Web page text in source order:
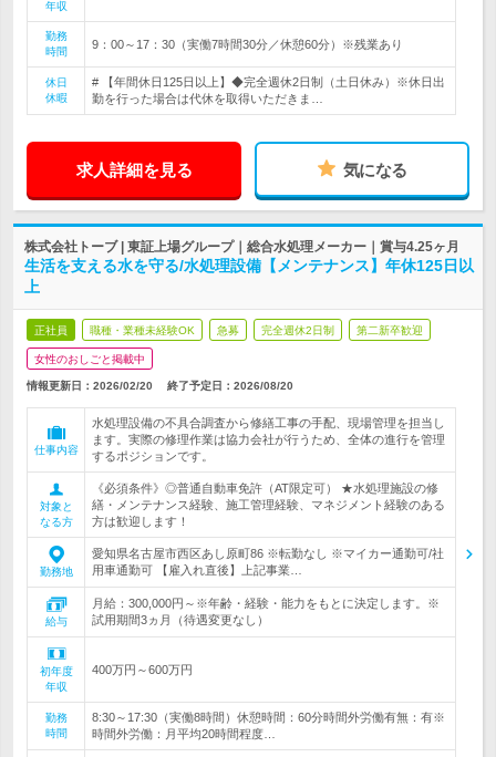
年収
勤務
時間
9：00～17：30（実働7時間30分／休憩60分）※残業あり
休日
休暇
# 【年間休日125日以上】◆完全週休2日制（土日休み）※休日出
勤を行った場合は代休を取得いただきま…
求人詳細を見る 気になる
株式会社トーブ | 東証上場グループ｜総合水処理メーカー｜賞与4.25ヶ月
生活を支える水を守る/水処理設備【メンテナンス】年休125日以
上
正社員 職種・業種未経験OK 急募 完全週休2日制 第二新卒歓迎
女性のおしごと掲載中
情報更新日：2026/02/20 終了予定日： 2026/08/20
仕事内容
水処理設備の不具合調査から修繕工事の手配、現場管理を担当し
ます。実際の修理作業は協力会社が行うため、全体の進行を管理
するポジションです。
対象と
なる方
《必須条件》◎普通自動車免許（AT限定可） ★水処理施設の修
繕・メンテナンス経験、施工管理経験、マネジメント経験のある
方は歓迎します！
勤務地
愛知県名古屋市西区あし原町86 ※転勤なし ※マイカー通勤可/社
用車通勤可 【雇入れ直後】上記事業…
給与
月給：300,000円～※年齢・経験・能力をもとに決定します。※
試用期間3ヵ月（待遇変更なし）
初年度
年収
400万円～600万円
勤務
時間
8:30～17:30（実働8時間）休憩時間：60分時間外労働有無：有※
時間外労働：月平均20時間程度…